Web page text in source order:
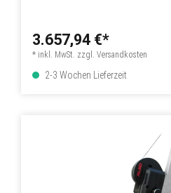
3.657,94 €*
* inkl. MwSt. zzgl. Versandkosten
2-3 Wochen Lieferzeit